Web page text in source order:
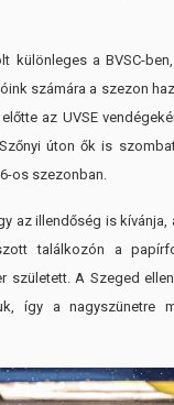
különleges a BVSC-
számára a szezon
az UVSE
úton ők is
os szezonban.
az illendőség is kívánja,
találkozón a
született. A Szeged
így a nagyszünetre